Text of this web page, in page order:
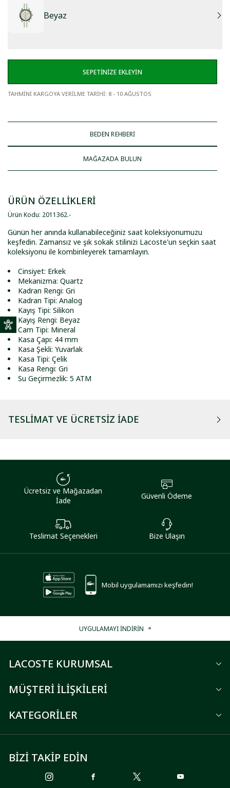
Beyaz
SEPETİNİZE EKLEYİN
TAHMİNİ KARGOYA VERİLME TARİHİ: 8 - 10 AĞUSTOS
BEDEN REHBERİ
MAĞAZADA BULUN
ÜRÜN ÖZELLİKLERİ
Ürün Kodu: 2011362.-
Günün her anında kullanabileceğiniz saat koleksiyonumuzu
keşfedin. Zamansız ve şık sokak stilinizi Lacoste'un seçkin saat
koleksiyonu ile kombinleyerek tamamlayın.
Cinsiyet: Erkek
Mekanizma: Quartz
Kadran Rengi: Gri
Kadran Tipi: Analog
Kayış Tipi: Silikon
Kayış Rengi: Beyaz
Cam Tipi: Mineral
Kasa Çapı: 44 mm
Kasa Şekli: Yuvarlak
Kasa Tipi: Çelik
Kasa Rengi: Gri
Su Geçirmezlik: 5 ATM
TESLIMAT VE ÜCRETSIZ İADE
Ücretsiz ve Mağazadan
İade
Güvenli Ödeme
Teslimat Seçenekleri Bize Ulaşın
Mobil uygulamamızı keşfedin!
UYGULAMAYI İNDİRİN
LACOSTE KURUMSAL
MÜŞTERİ İLİŞKİLERİ
KATEGORİLER
BİZİ TAKİP EDİN